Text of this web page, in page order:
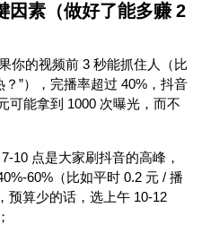
因素（做好了能多赚2
你的视频前 3 秒能抓住人（比
”），完播率超过 40% ，抖音
可能拿到 1000 次曝光，而不
7-10 点是大家刷抖音的高峰，
60% （比如平时 0.2 元 / 播
预算少的话，选上午 10-12